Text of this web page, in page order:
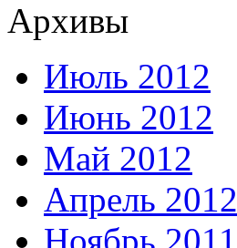
Архивы
Июль 2012
Июнь 2012
Май 2012
Апрель 2012